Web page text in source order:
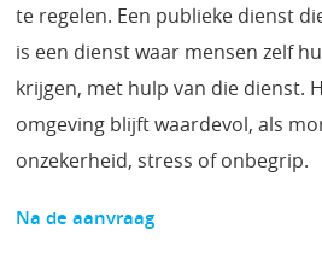
te regelen. Een publieke dienst
is een dienst waar mensen zelf
krijgen, met hulp van die dienst.
omgeving blijft waardevol, als
onzekerheid, stress of onbegrip.
Na de aanvraag